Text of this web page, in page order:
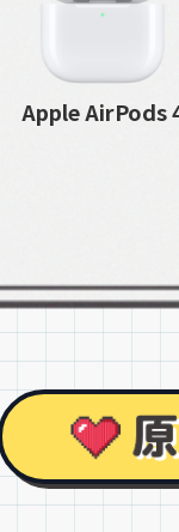
Apple AirPods